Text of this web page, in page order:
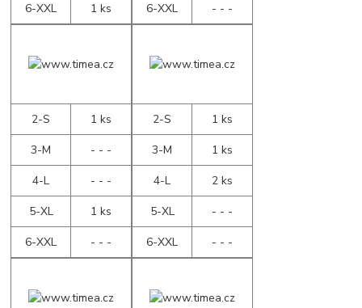
6-XXL
1 ks
6-XXL
- - -
2-S
1 ks
3-M
- - -
4-L
- - -
5-XL
1 ks
6-XXL
- - -
2-S
1 ks
3-M
1 ks
4-L
2 ks
5-XL
- - -
6-XXL
- - -